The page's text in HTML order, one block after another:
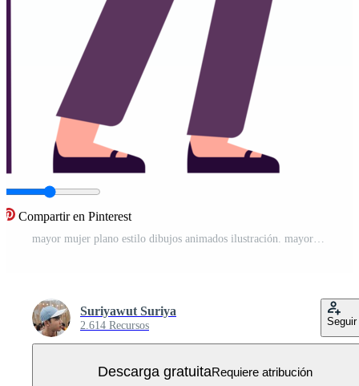
Compartir en Pinterest
Suriyawut Suriya
2.614 Recursos Seguir
Descarga gratuitaRequiere atribución